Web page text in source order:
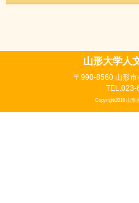
山形大学人
〒990-8560 山形
TEL.023-
Copyright2016 山形